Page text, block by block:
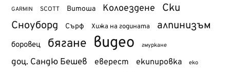
GARMIN SCOTT Витоша Колоездене Ски
Сноуборд Сърф Хижа на годината алпинизъм
боровец бягане видео гмуркане
доц. Сандю Бешев еверест екипировка еко